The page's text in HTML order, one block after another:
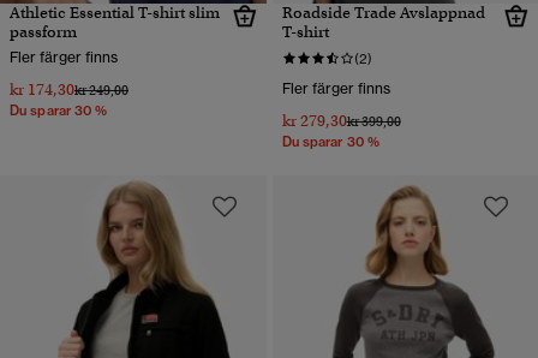
Athletic Essential T-shirt slim
passform
Fler färger finns
kr 174,30Pris reducerat från
kr 249,00till
Du sparar 30 %
Roadside Trade Avslappnad
T-shirt
(2)
Fler färger finns
kr 279,30Pris reducerat från
kr 399,00till
Du sparar 30 %